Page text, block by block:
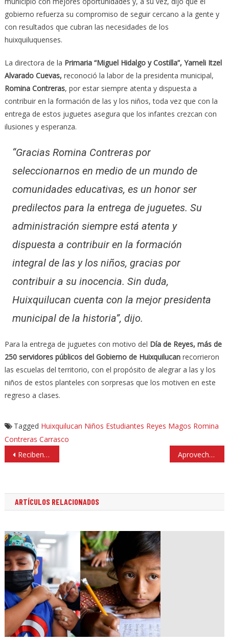
gobierno refuerza su compromiso de seguir cercano a la gente y
con resultados que cubran las necesidades de los
huixquiluquenses.
La directora de la Primaria “Miguel Hidalgo y Costilla”, Yameli Itzel
Alvarado Cuevas, reconoció la labor de la presidenta municipal,
Romina Contreras, por estar siempre atenta y dispuesta a
contribuir en la formación de las y los niños, toda vez que con la
entrega de estos juguetes asegura que los infantes crezcan con
ilusiones y esperanza.
“Gracias Romina Contreras por
seleccionarnos en medio de un mundo de
comunidades educativas, es un honor ser
predilectos para la entrega de juguetes. Su
administración siempre está atenta y
dispuesta a contribuir en la formación
integral de las y los niños, gracias por
contribuir a su inocencia. Sin duda,
Huixquilucan cuenta con la mejor presidenta
municipal de la historia”, dijo.
Para la entrega de juguetes con motivo del Día de Reyes, más de
250 servidores públicos del Gobierno de Huixquilucanrecorrieron
las escuelas del territorio, con el propósito de alegrar a las y los
niños de estos planteles con sorpresas que los motiven en este
regreso a clases.
Tagged Huixquilucan Niños Estudiantes Reyes Magos Romina
Contreras Carrasco
Navegación
de
Reciben más 70% de vehículos chatarra y hay 100 perdidos en Tlalnepantla Aprovecha en Naucalpan descuentos y bonificación en pago predial y agua
ARTÍCULOS RELACIONADOS